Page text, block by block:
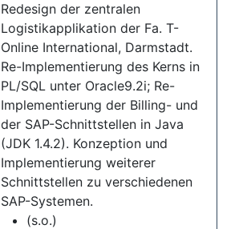
Redesign der zentralen
Logistikapplikation der Fa. T-
Online International, Darmstadt.
Re-Implementierung des Kerns in
PL/SQL unter Oracle9.2i; Re-
Implementierung der Billing- und
der SAP-Schnittstellen in Java
(JDK 1.4.2). Konzeption und
Implementierung weiterer
Schnittstellen zu verschiedenen
SAP-Systemen.
(s.o.)